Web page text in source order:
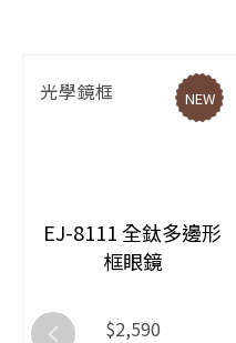
光學鏡框 NEW
EJ-8111 全鈦多邊形
框眼鏡
$2,590